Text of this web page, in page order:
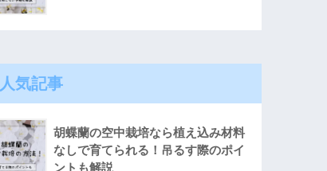
人気記事
胡蝶蘭の空中栽培なら植え込み材料
なしで育てられる！吊るす際のポイ
ントも解説